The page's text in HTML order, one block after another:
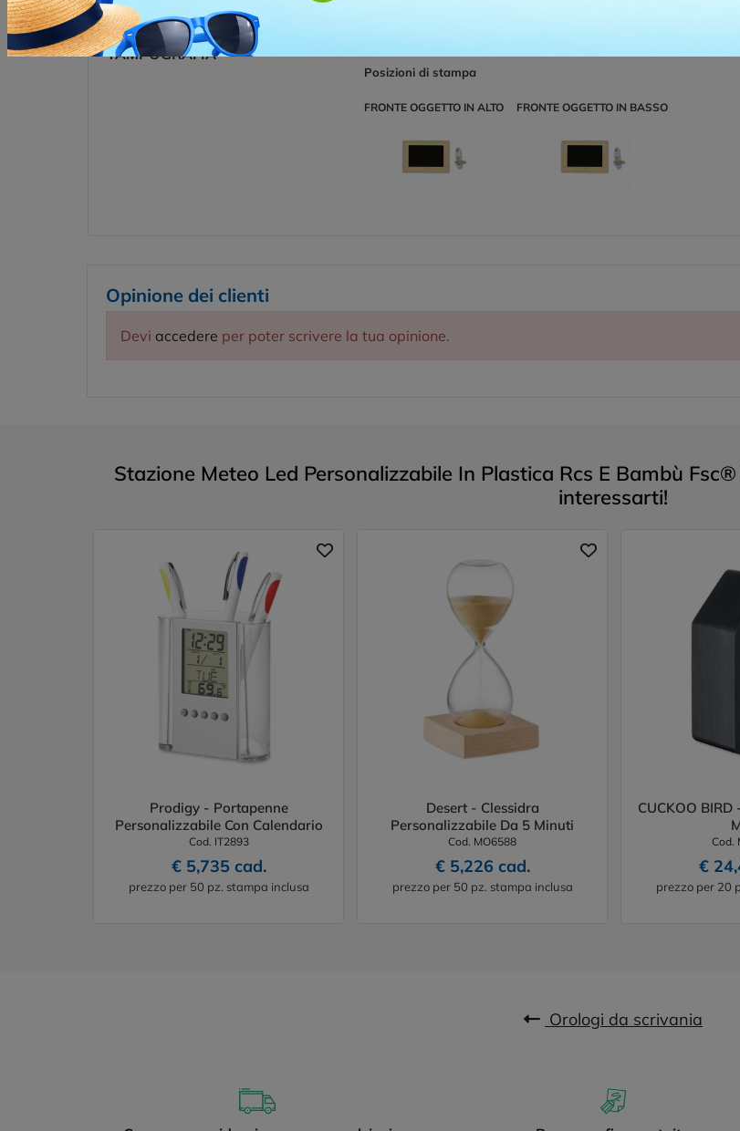
TAMPOGRAFIA
Posizioni di stampa
FRONTE OGGETTO IN ALTO FRONTE OGGETTO IN BASSO
Opinione dei clienti
Devi accedere per poter scrivere la tua opinione.
Stazione Meteo Led Personalizzabile In Plastica Rcs E Bambù
interessarti!
Prodigy - Portapenne
Personalizzabile Con Calendario
Cod. IT2893
€ 5,735 cad.
prezzo per 50 pz. stampa inclusa
Desert - Clessidra
Personalizzabile Da 5 Minuti
Cod. MO6588
€ 5,226 cad.
prezzo per 50 pz. stampa inclusa
CUCKOO
Cod.
€
prezzo per 20
Orologi da scrivania